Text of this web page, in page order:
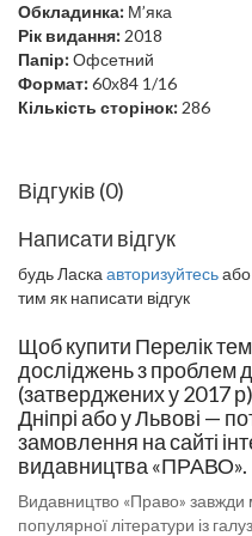
Обкладинка: М’яка
Рік видання: 2018
Папір:Офсетний
Формат:60х84 1/16
Кількість сторінок: 286
Відгуків (0)
Написати відгук
будь Ласка авторизуйтесьабо
тим як написати відгук
Щоб купити Перелік
досліджень з проблем
(затверджених у 2017
Дніпрі або у Львові —
замовлення на сайті
видавництва «ПРАВО».
Видавництво «Право»
популярної літератури із